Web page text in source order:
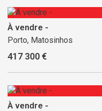
À vendre -
Porto, Matosinhos
417 300 €
À vendre -